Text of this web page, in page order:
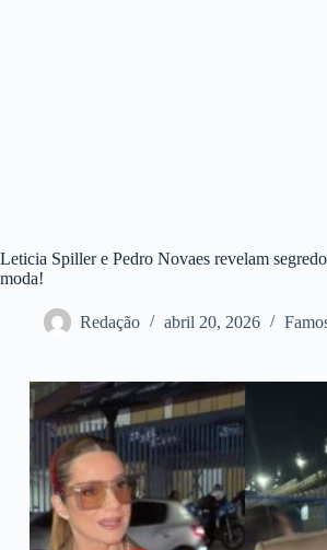
Leticia Spiller e Pedro Novaes revelam
moda!
Redação abril 20, 2026